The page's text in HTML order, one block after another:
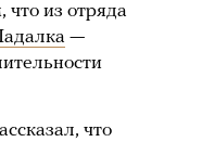
из отряда
—
что